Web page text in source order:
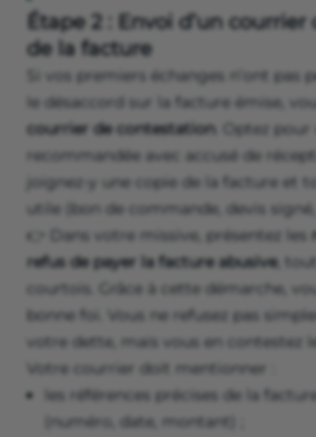
Étape 2 : Envoi d’un
de la facture
Si vos premiers échanges n’ont pas
le désaccord sur la facture émise,
courrier de contestation. Optez
recommandée avec accusé de
joignez-y une copie de la facture et
utile (bon de commande, devis signé,
👉 Dans votre missive, présentez les
refus de payer la facture abusive,
courtois. Grâce à cette démarche,
bonne foi. Vous ne refusez pas
votre dette, mais vous en contestez
Votre courrier doit mentionner :
les références précises de la
(numéro, date, montant) ;